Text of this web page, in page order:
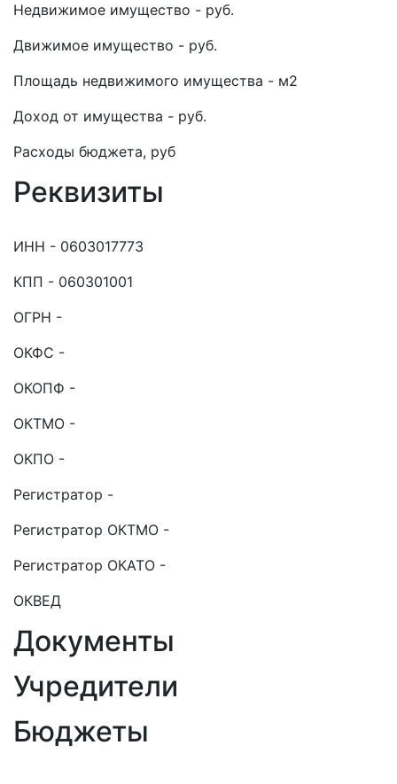
Недвижимое имущество - руб.
Движимое имущество - руб.
Площадь недвижимого имущества - м2
Доход от имущества - руб.
Расходы бюджета, руб
Реквизиты
ИНН - 0603017773
КПП - 060301001
ОГРН -
ОКФС -
ОКОПФ -
ОКТМО -
ОКПО -
Регистратор -
Регистратор ОКТМО -
Регистратор ОКАТО -
ОКВЕД
Документы
Учредители
Бюджеты